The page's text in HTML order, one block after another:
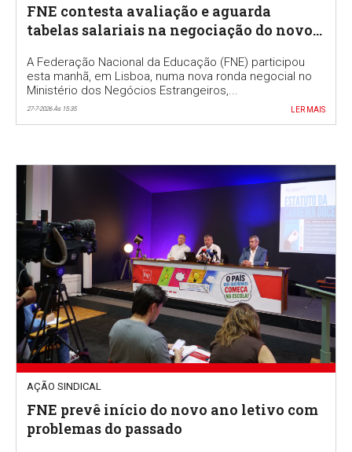
FNE contesta avaliação e aguarda
tabelas salariais na negociação do novo
A Federação Nacional da Educação (FNE) participou
esta manhã, em Lisboa, numa nova ronda negocial no
Ministério dos Negócios Estrangeiros,...
27-7-2026 Às 15:35 LER MAIS
AÇÃO SINDICAL
FNE prevê início do novo ano letivo com
problemas do passado